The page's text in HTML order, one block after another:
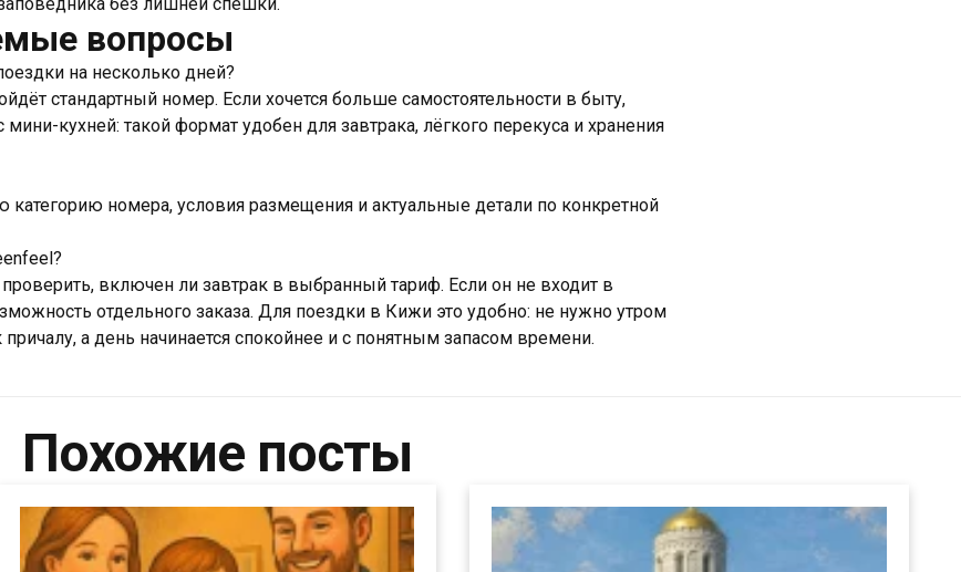
вопросы
на несколько дней?
стандартный номер. Если хочется больше самостоятельности в быту,
кухней: такой формат удобен для завтрака, лёгкого перекуса и хранения
номера, условия размещения и актуальные детали по конкретной
включен ли завтрак в выбранный тариф. Если он не входит в
отдельного заказа. Для поездки в Кижи это удобно: не нужно утром
а день начинается спокойнее и с понятным запасом времени.
Похожие посты